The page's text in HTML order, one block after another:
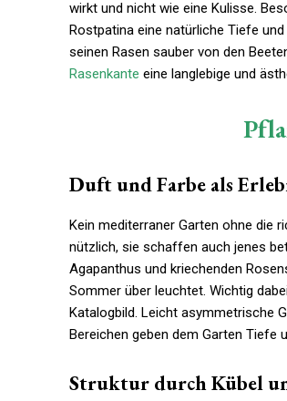
wirkt und nicht wie eine Kulisse.
Rostpatina eine natürliche Tiefe
seinen Rasen sauber von den
Rasenkante eine langlebige und
Duft und Farbe als
Kein mediterraner Garten ohne die
nützlich, sie schaffen auch jenes
Agapanthus und kriechenden
Sommer über leuchtet. Wichtig
Katalogbild. Leicht asymmetrische
Bereichen geben dem Garten Tiefe
Struktur durch Kübel